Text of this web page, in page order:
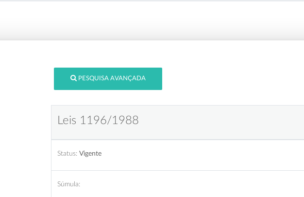
PESQUISA AVANÇADA
Leis 1196/1988
Status: Vigente
Súmula: